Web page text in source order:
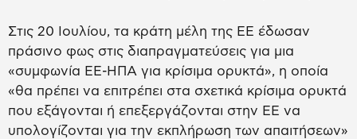
Στις 20 Ιουλίου, τα κράτη μέλη της ΕΕ έδωσαν
πράσινο φως στις διαπραγματεύσεις για μια
«συμφωνία ΕΕ-ΗΠΑ για κρίσιμα ορυκτά», η οποία
«θα πρέπει να επιτρέπει στα σχετικά κρίσιμα ορυκτά
που εξάγονται ή επεξεργάζονται στην ΕΕ να
υπολογίζονται για την εκπλήρωση των απαιτήσεων»